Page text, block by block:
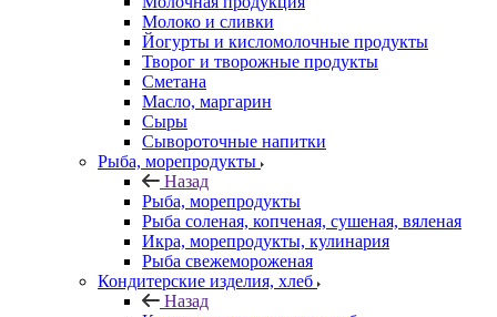
Молоко и сливки
Йогурты и кисломолочные продукты
Творог и творожные продукты
Сметана
Масло, маргарин
Сыры
Сывороточные напитки
Рыба, морепродукты
Назад
Рыба, морепродукты
Рыба соленая, копченая, сушеная, вяленая
Икра, морепродукты, кулинария
Рыба свежемороженая
Кондитерские изделия, хлеб
Назад